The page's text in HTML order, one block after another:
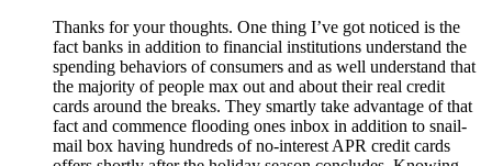
Thanks for your thoughts. One thing I’ve got noticed is the
fact banks in addition to financial institutions understand the
spending behaviors of consumers and as well understand that
the majority of people max out and about their real credit
cards around the breaks. They smartly take advantage of that
fact and commence flooding ones inbox in addition to snail-
mail box having hundreds of no-interest APR credit cards